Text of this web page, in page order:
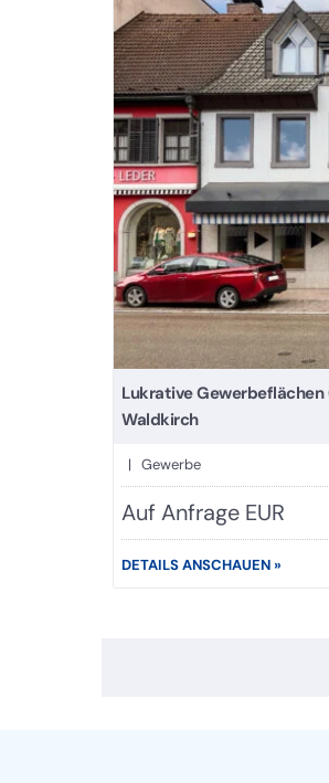
Lukrative
Waldkirch
| Gewerbe
Auf Anfrage EUR
DETAILS ANSCHAUEN »